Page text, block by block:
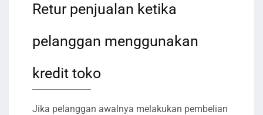
Retur penjualan ketika
pelanggan menggunakan
kredit toko
Jika pelanggan awalnya melakukan pembelian